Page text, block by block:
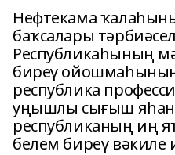
Нефтекама
баҡсалары
Республикаһының
биреү
республика
уңышлы сығыш
республиканың иң
белем биреү вәкиле